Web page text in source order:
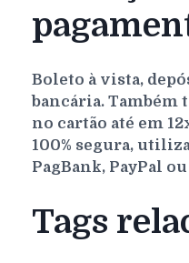
Boleto à vista,
bancária. Também
no cartão até em
100% segura,
PagBank, PayPal
Tags